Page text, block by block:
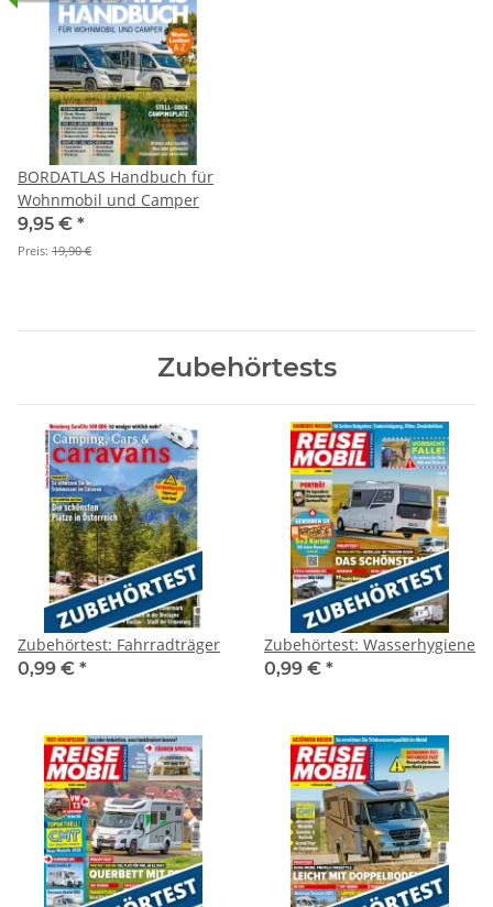
BORDATLAS Handbuch für
Wohnmobil und Camper
9,95 € *
Preis: 19,90 €
Zubehörtests
Zubehörtest: Fahrradträger
0,99 € *
Zubehörtest: Wasserhygiene
0,99 € *